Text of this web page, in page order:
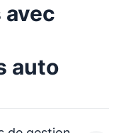
avec
auto